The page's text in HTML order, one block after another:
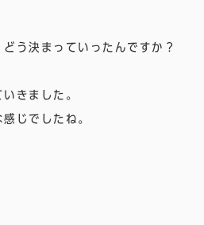
う決まっていったんですか？
きました。
じでしたね。